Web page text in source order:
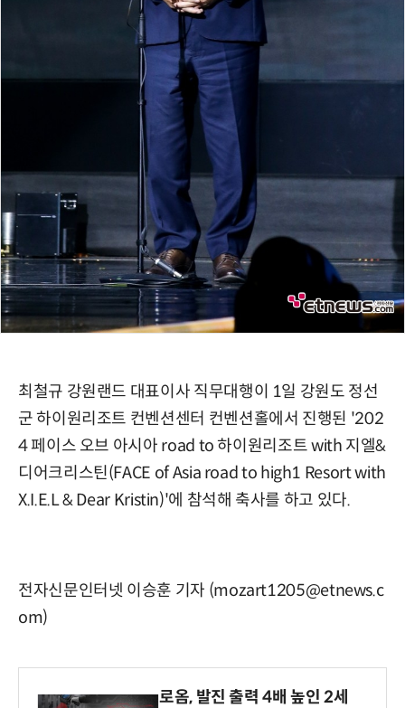
최철규 강원랜드 대표이사 직무대행이 1일 강원도 정선
군 하이원리조트 컨벤션센터 컨벤션홀에서 진행된 '202
4 페이스 오브 아시아 road to 하이원리조트 with 지엘&
디어크리스틴(FACE of Asia road to high1 Resort with
X.I.E.L & Dear Kristin)'에 참석해 축사를 하고 있다.
전자신문인터넷 이승훈 기자 (mozart1205@etnews.c
om)
로옴, 발진 출력 4배 높인 2세